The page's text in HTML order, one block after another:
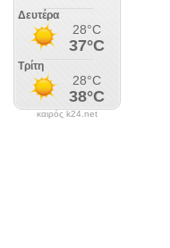
καιρός k24.net